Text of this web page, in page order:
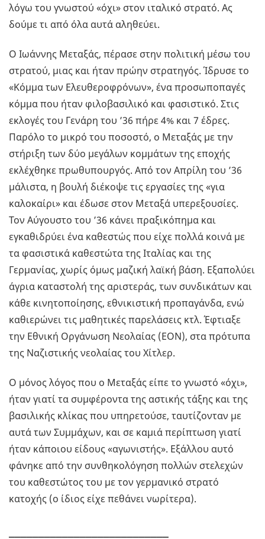
λόγω του γνωστού «όχι» στον ιταλικό στρατό. Ας
δούμε τι από όλα αυτά αληθεύει.
Ο Ιωάννης Μεταξάς, πέρασε στην πολιτική μέσω του
στρατού, μιας και ήταν πρώην στρατηγός. Ίδρυσε το
«Κόμμα των Ελευθεροφρόνων», ένα προσωποπαγές
κόμμα που ήταν φιλοβασιλικό και φασιστικό. Στις
εκλογές του Γενάρη του ’36 πήρε 4% και 7 έδρες.
Παρόλο το μικρό του ποσοστό, ο Μεταξάς με την
στήριξη των δύο μεγάλων κομμάτων της εποχής
εκλέχθηκε πρωθυπουργός. Από τον Απρίλη του ’36
μάλιστα, η βουλή διέκοψε τις εργασίες της «για
καλοκαίρι» και έδωσε στον Μεταξά υπερεξουσίες.
Τον Αύγουστο του ’36 κάνει πραξικόπημα και
εγκαθιδρύει ένα καθεστώς που είχε πολλά κοινά με
τα φασιστικά καθεστώτα της Ιταλίας και της
Γερμανίας, χωρίς όμως μαζική λαϊκή βάση. Εξαπολύει
άγρια καταστολή της αριστεράς, των συνδικάτων και
κάθε κινητοποίησης, εθνικιστική προπαγάνδα, ενώ
καθιερώνει τις μαθητικές παρελάσεις κτλ. Έφτιαξε
την Εθνική Οργάνωση Νεολαίας (ΕΟΝ), στα πρότυπα
της Ναζιστικής νεολαίας του Χίτλερ.
Ο μόνος λόγος που ο Μεταξάς είπε το γνωστό «όχι»,
ήταν γιατί τα συμφέροντα της αστικής τάξης και της
βασιλικής κλίκας που υπηρετούσε, ταυτίζονταν με
αυτά των Συμμάχων, και σε καμιά περίπτωση γιατί
ήταν κάποιου είδους «αγωνιστής». Εξάλλου αυτό
φάνηκε από την συνθηκολόγηση πολλών στελεχών
του καθεστώτος του με τον γερμανικό στρατό
κατοχής (ο ίδιος είχε πεθάνει νωρίτερα).